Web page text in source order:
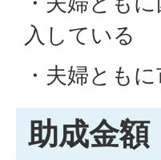
入している
・夫婦とも
助成金額